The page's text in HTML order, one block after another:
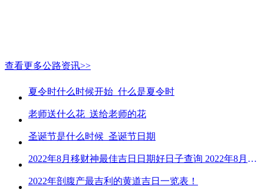
查看更多公路资讯>>
夏令时什么时候开始_什么是夏令时
老师送什么花_送给老师的花
圣诞节是什么时候_圣诞节日期
2022年8月移财神最佳吉日日期好日子查询 2022年8月移财神吉日一览
2022年剖腹产最吉利的黄道吉日一览表！